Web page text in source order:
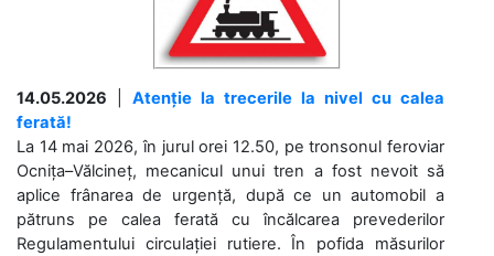
14.05.2026
Atenție la trecerile la nivel cu calea
ferată!
La 14 mai 2026, în jurul orei 12.50, pe tronsonul feroviar
Ocnița–Vălcineț, mecanicul unui tren a fost nevoit să
aplice frânarea de urgență, după ce un automobil a
pătruns pe calea ferată cu încălcarea prevederilor
Regulamentului circulației rutiere. În pofida măsurilor